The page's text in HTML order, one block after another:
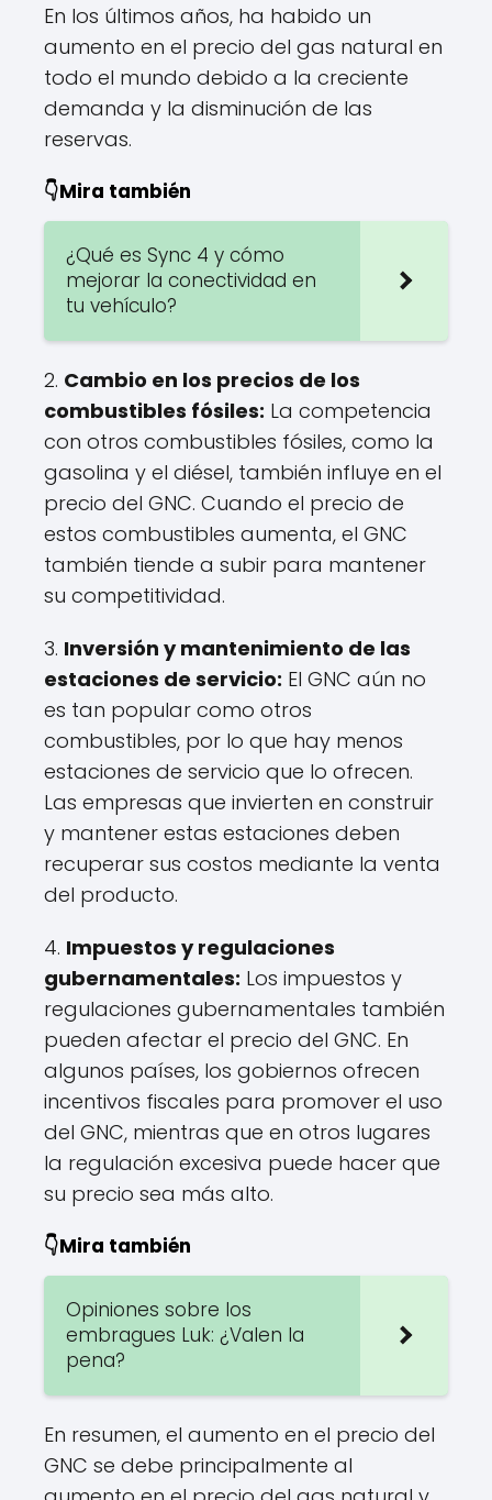
En los últimos años, ha habido un
aumento en el precio del gas natural en
todo el mundo debido a la creciente
demanda y la disminución de las
reservas.
👇Mira también
¿Qué es Sync 4 y cómo
mejorar la conectividad en
tu vehículo?
2. Cambio en los precios de los
combustibles fósiles: La competencia
con otros combustibles fósiles, como la
gasolina y el diésel, también influye en el
precio del GNC. Cuando el precio de
estos combustibles aumenta, el GNC
también tiende a subir para mantener
su competitividad.
3. Inversión y mantenimiento de las
estaciones de servicio: El GNC aún no
es tan popular como otros
combustibles, por lo que hay menos
estaciones de servicio que lo ofrecen.
Las empresas que invierten en construir
y mantener estas estaciones deben
recuperar sus costos mediante la venta
del producto.
4. Impuestos y regulaciones
gubernamentales: Los impuestos y
regulaciones gubernamentales también
pueden afectar el precio del GNC. En
algunos países, los gobiernos ofrecen
incentivos fiscales para promover el uso
del GNC, mientras que en otros lugares
la regulación excesiva puede hacer que
su precio sea más alto.
👇Mira también
Opiniones sobre los
embragues Luk: ¿Valen la
pena?
En resumen, el aumento en el precio del
GNC se debe principalmente al